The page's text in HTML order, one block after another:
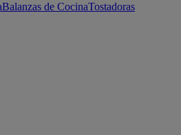
Balanzas de CocinaTostadoras